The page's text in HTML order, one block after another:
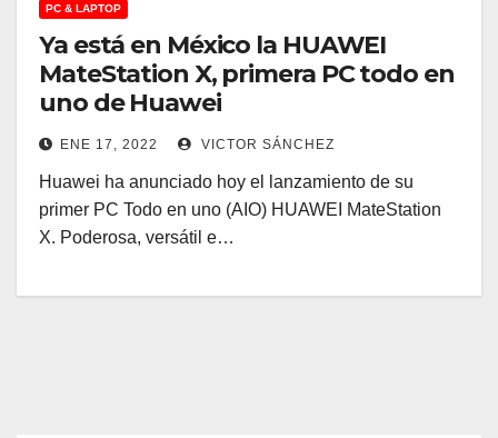
PC & LAPTOP
Ya está en México la HUAWEI
MateStation X, primera PC todo en
uno de Huawei
ENE 17, 2022 VICTOR SÁNCHEZ
Huawei ha anunciado hoy el lanzamiento de su
primer PC Todo en uno (AIO) HUAWEI MateStation
X. Poderosa, versátil e…